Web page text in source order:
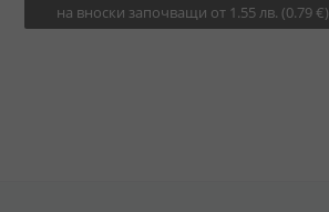
на вноски започващи от 1.55 лв. (0.79 €)